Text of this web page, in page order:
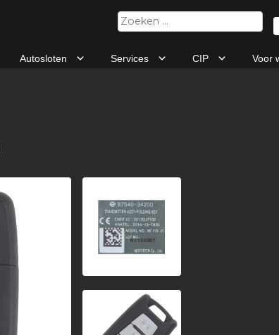
Zoeken
naar:
Autosloten Services CIP Voor